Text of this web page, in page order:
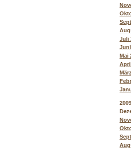
Juli
Mai
2009